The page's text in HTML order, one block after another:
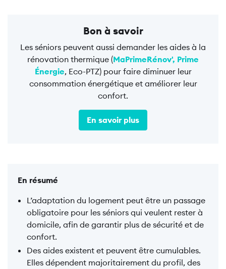
Bon à savoir
Les séniors peuvent aussi demander les aides à la
rénovation thermique (MaPrimeRénov', Prime
Énergie, Eco-PTZ) pour faire diminuer leur
consommation énergétique et améliorer leur
confort.
En savoir plus
En résumé
L’adaptation du logement peut être un passage
obligatoire pour les séniors qui veulent rester à
domicile, afin de garantir plus de sécurité et de
confort.
Des aides existent et peuvent être cumulables.
Elles dépendent majoritairement du profil, des